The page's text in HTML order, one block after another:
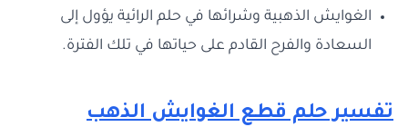
الغوايش الذهبية وشرائها في حلم الرائية يؤول إلى
السعادة والفرح القادم على حياتها في تلك الفترة.
تفسير حلم قطع الغوايش الذهب